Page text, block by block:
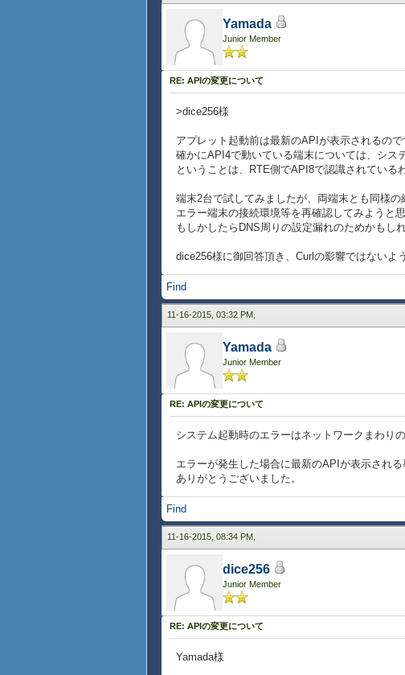
Yamada
Junior Member
RE: APIの変更について
>dice256様
アプレット起動前は最新のAPIが表示されるので
確かにAPI4で動いている端末については、シス
ということは、RTE側でAPI8で認識されている
端末2台で試してみましたが、両端末とも同様の
エラー端末の接続環境等を再確認してみようと思
もしかしたらDNS周りの設定漏れのためかもし
dice256様に御回答頂き、Curlの影響ではないよ
Find
11-16-2015, 03:32 PM,
Yamada
Junior Member
RE: APIの変更について
システム起動時のエラーはネットワークまわり
エラーが発生した場合に最新のAPIが表示され
ありがとうございました。
Find
11-16-2015, 08:34 PM,
dice256
Junior Member
RE: APIの変更について
Yamada様